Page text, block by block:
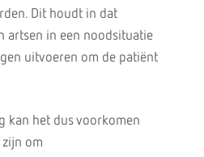
Dit houdt in dat
artsen in een noodsituatie
uitvoeren om de patiënt
kan het dus voorkomen
om